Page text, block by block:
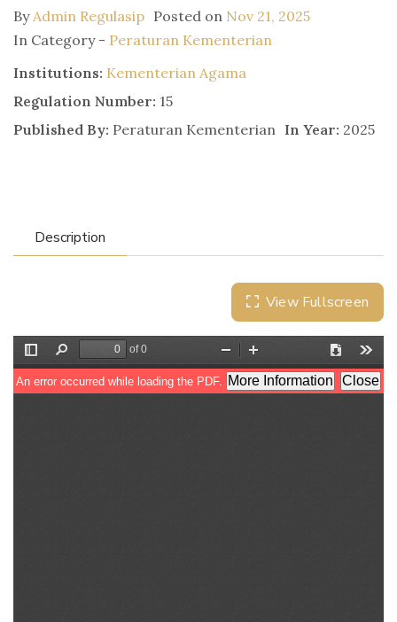
ByAdmin Regulasip Posted on Nov 21, 2025
In Category - Peraturan Kementerian
Institutions: Kementerian Agama
Regulation Number: 15
Published By: Peraturan Kementerian In Year: 2025
Description
View Fullscreen